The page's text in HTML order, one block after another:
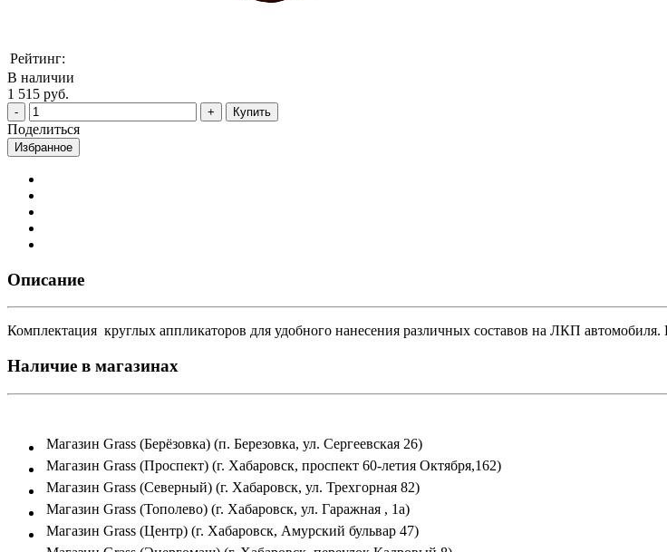
Рейтинг:
В наличии
1 515 руб.
Купить
Поделиться
Избранное
Описание
Комплектация круглых аппликаторов для удобного нанесения различных составов на ЛКП
Наличие в магазинах
Магазин Grass (Берёзовка) (п. Березовка, ул. Сергеевская 26)
Магазин Grass (Проспект) (г. Хабаровск, проспект 60-летия Октября,162)
Магазин Grass (Северный) (г. Хабаровск, ул. Трехгорная 82)
Магазин Grass (Тополево) (г. Хабаровск, ул. Гаражная , 1а)
Магазин Grass (Центр) (г. Хабаровск, Амурский бульвар 47)